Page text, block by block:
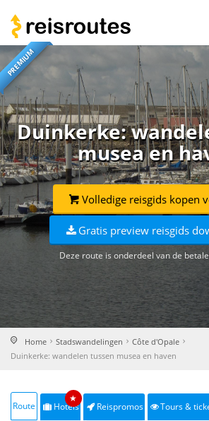
PREMIUM
Duinkerke:
musea en
Volledige reisgids kopen
Gratis preview reisgids
Deze route is onderdeel van de
Home Stadswandelingen
Côte d'Opale
Duinkerke: wandelen tussen musea en haven
Route Hotels
★
Reispromos Tours &